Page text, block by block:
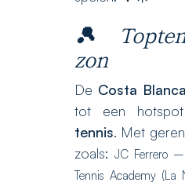
🎾
zon
De Costa
tot een
tennis. Met
zoals:JC Ferrero –
Tennis Academy (La